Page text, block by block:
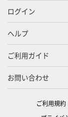
ログイン
ヘルプ
ご利用ガイド
お問い合わせ
ご利用規約